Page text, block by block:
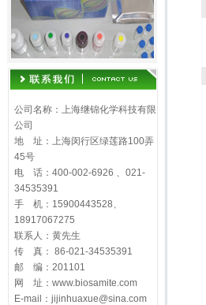
公司名称：上海继锦化学科技有限
公司
地 址：上海闵行区绿莲路100弄
45号
电 话：400-002-6926 、021-
34535391
手 机：15900443528、
18917067275
联系人：黄先生
传 真： 86-021-34535391
邮 编：201101
网 址：www.biosamite.com
E-mail：jijinhuaxue@sina.com